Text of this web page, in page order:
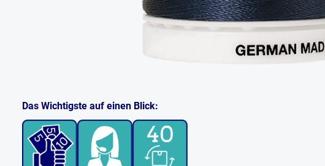
Das Wichtigste auf einen Blick: